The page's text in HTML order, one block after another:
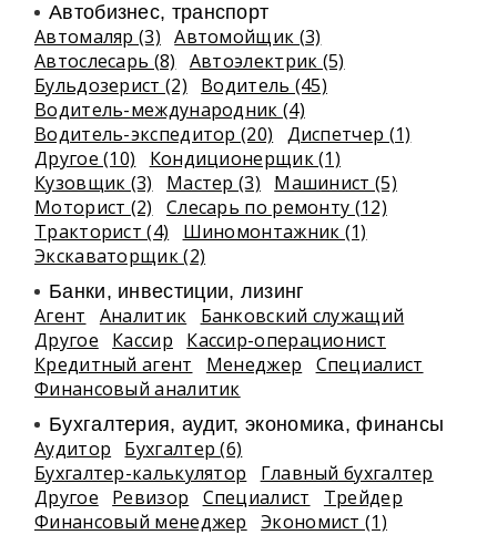
Автобизнес, транспорт
Автомаляр (3)
Автомойщик (3)
Автослесарь (8)
Автоэлектрик (5)
Бульдозерист (2)
Водитель (45)
Водитель-международник (4)
Водитель-экспедитор (20)
Диспетчер (1)
Другое (10)
Кондиционерщик (1)
Кузовщик (3)
Мастер (3)
Машинист (5)
Моторист (2)
Слесарь по ремонту (12)
Тракторист (4)
Шиномонтажник (1)
Экскаваторщик (2)
Банки, инвестиции, лизинг
Агент Аналитик
Банковский служащий
Другое
Кассир
Кассир-операционист
Кредитный агент
Менеджер
Специалист
Финансовый аналитик
Бухгалтерия, аудит, экономика, финансы
Аудитор
Бухгалтер (6)
Бухгалтер-калькулятор
Главный бухгалтер
Другое
Ревизор Специалист
Трейдер
Финансовый менеджер
Экономист (1)